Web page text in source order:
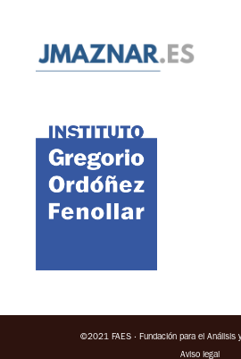
©2021 FAES · Fundación para el Análisis
Aviso legal